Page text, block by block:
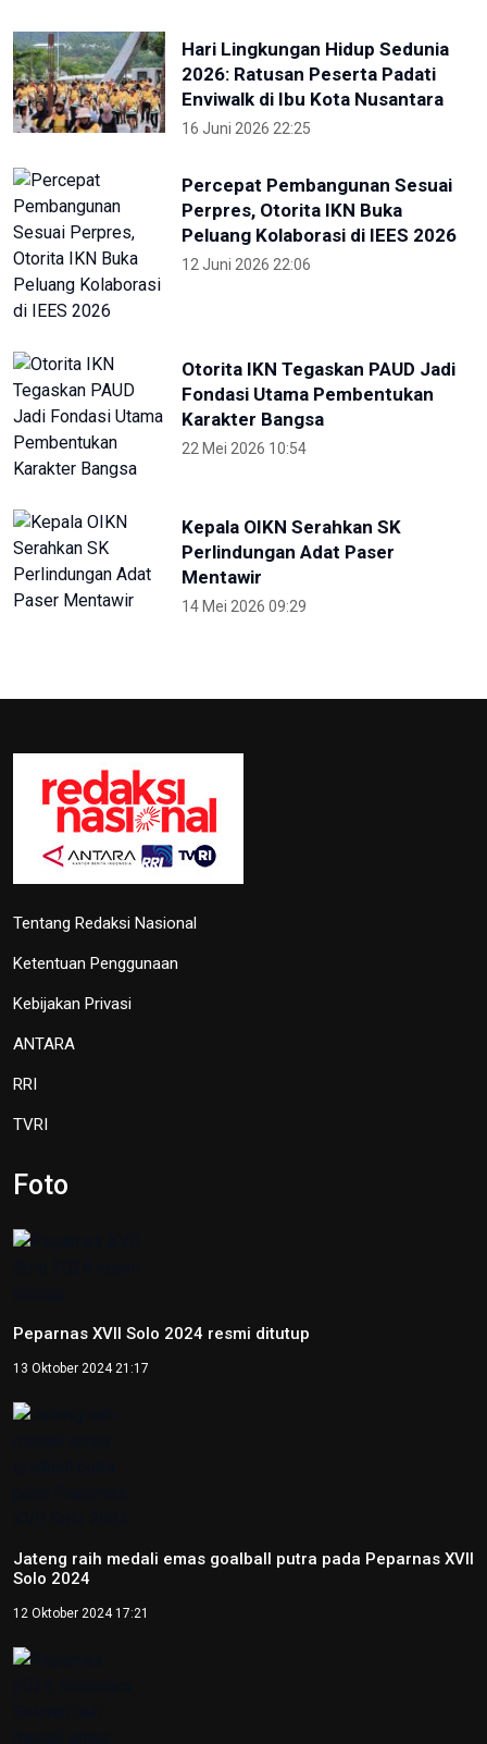
Hari Lingkungan Hidup Sedunia
2026: Ratusan Peserta Padati
Enviwalk di Ibu Kota Nusantara
16 Juni 2026 22:25
Percepat Pembangunan Sesuai
Perpres, Otorita IKN Buka
Peluang Kolaborasi di IEES 2026
12 Juni 2026 22:06
Otorita IKN Tegaskan PAUD Jadi
Fondasi Utama Pembentukan
Karakter Bangsa
22 Mei 2026 10:54
Kepala OIKN Serahkan SK
Perlindungan Adat Paser
Mentawir
14 Mei 2026 09:29
Tentang Redaksi Nasional
Ketentuan Penggunaan
Kebijakan Privasi
ANTARA
RRI
TVRI
Foto
Peparnas XVII Solo 2024 resmi ditutup
13 Oktober 2024 21:17
Jateng raih medali emas goalball putra pada Peparnas XVII
Solo 2024
12 Oktober 2024 17:21